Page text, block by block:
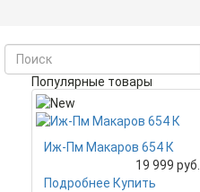
Популярные товары
Иж-Пм Макаров 654 К
19 999 руб.
Подробнее Купить